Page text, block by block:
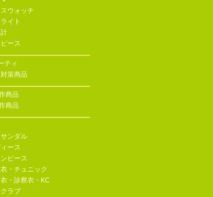
ウォッチ
イト
ース
ティ
策商品
商品
商品
ンダル
ース
ピース
衣・チュニック
・診察衣・KC
ラブ